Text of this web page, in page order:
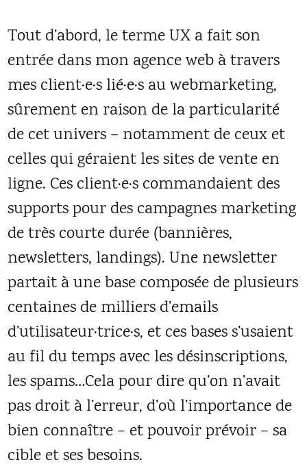
Tout d’abord, le terme UX a fait son
entrée dans mon agence web à travers
mes client·e·s lié·e·s au webmarketing,
sûrement en raison de la particularité
de cet univers – notamment de ceux et
celles qui géraient les sites de vente en
ligne. Ces client·e·s commandaient des
supports pour des campagnes marketing
de très courte durée (bannières,
newsletters, landings). Une newsletter
partait à une base composée de plusieurs
centaines de milliers d’emails
d’utilisateur·trice·s, et ces bases s’usaient
au fil du temps avec les désinscriptions,
les spams…Cela pour dire qu’on n’avait
pas droit à l’erreur, d’où l’importance de
bien connaître – et pouvoir prévoir – sa
cible et ses besoins.